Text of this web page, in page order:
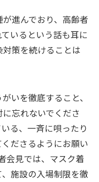
進んでおり、高齢者
いるという話も耳に
策を続けることは
いを徹底すること、
忘れないでくださ
る、一斉に唄ったり
ださるようにお願い
会見では、マスク着
施設の入場制限を徹